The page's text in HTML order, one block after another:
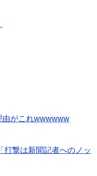
由がこれwwwwww
撃は新聞記者へのノッ